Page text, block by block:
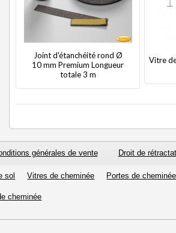
Joint d'étanchéité rond Ø
10 mm Premium Longueur
totale 3 m
Vitre
générales de vente Droit de
sol Vitres de cheminée Portes de cheminée
cheminée